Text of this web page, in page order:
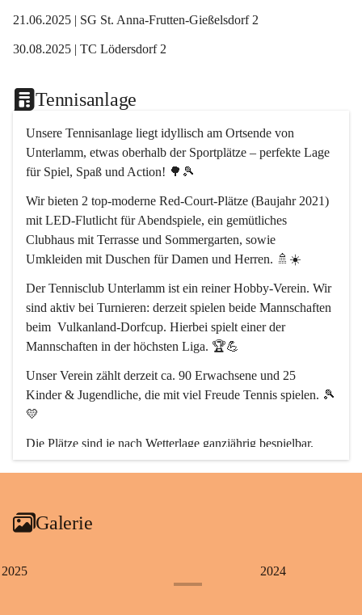
21.06.2025 | SG St. Anna-Frutten-Gießelsdorf 2
30.08.2025 | TC Lödersdorf 2
Tennisanlage
Unsere Tennisanlage liegt idyllisch am Ortsende von
Unterlamm, etwas oberhalb der Sportplätze – perfekte Lage
für Spiel, Spaß und Action! 🌳🎾
Wir bieten 2 top-moderne Red-Court-Plätze (Baujahr 2021)
mit LED-Flutlicht für Abendspiele, ein gemütliches
Clubhaus mit Terrasse und Sommergarten, sowie
Umkleiden mit Duschen für Damen und Herren. 🚿☀️
Der Tennisclub Unterlamm ist ein reiner Hobby-Verein. Wir
sind aktiv bei Turnieren: derzeit spielen beide Mannschaften
beim Vulkanland-Dorfcup. Hierbei spielt einer der
Mannschaften in der höchsten Liga. 🏆💪
Unser Verein zählt derzeit ca. 90 Erwachsene und 25
Kinder & Jugendliche, die mit viel Freude Tennis spielen. 🎾
💛
Die Plätze sind je nach Wetterlage ganzjährig bespielbar.
So geht Tennis bei uns immer! 🌦️🔥
Galerie
2025 2024